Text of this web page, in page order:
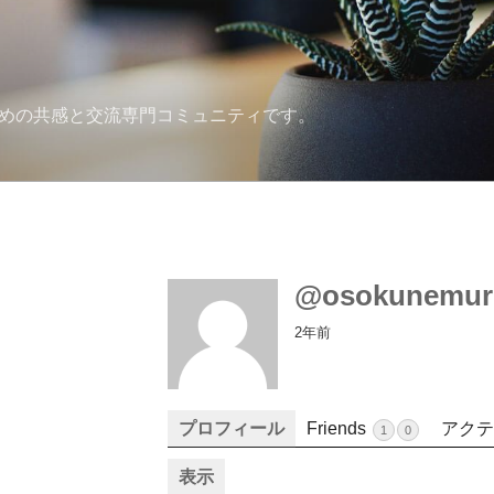
の共感と交流専門コミュニティです。
2年前
プロフィール Friends 1 0 アク
表示